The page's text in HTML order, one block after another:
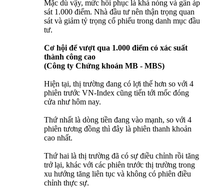
Mặc dù vậy, mức hồi phục là khá nóng và gần áp
sát 1.000 điểm. Nhà đầu tư nên thận trọng quan
sát và giảm tỷ trọng cổ phiếu trong danh mục đầu
tư.
Cơ hội để vượt qua 1.000 điểm có xác suất
thành công cao
(Công ty Chứng khoán MB - MBS)
Hiện tại, thị trường đang có lợi thế hơn so với 4
phiên trước VN-Index cũng tiến tới mốc đóng
cửa như hôm nay.
Thứ nhất là dòng tiền đang vào mạnh, so với 4
phiên tương đồng thì đây là phiên thanh khoản
cao nhất.
Thứ hai là thị trường đã có sự điều chỉnh rồi tăng
trở lại, khác với các phiên trước thị trường trong
xu hướng tăng liên tục và không có phiên điều
chỉnh thực sự.